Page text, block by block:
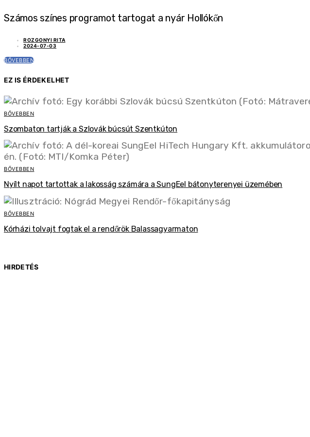
Számos színes programot tartogat a nyár Hollókőn
ROZGONYI RITA
2024-07-03
BŐVEBBEN
EZ IS ÉRDEKELHET
BŐVEBBEN
Szombaton tartják a Szlovák búcsút Szentkúton
BŐVEBBEN
Nyílt napot tartottak a lakosság számára a SungEel bátonyterenyei üzemében
BŐVEBBEN
Kórházi tolvajt fogtak el a rendőrök Balassagyarmaton
HIRDETÉS